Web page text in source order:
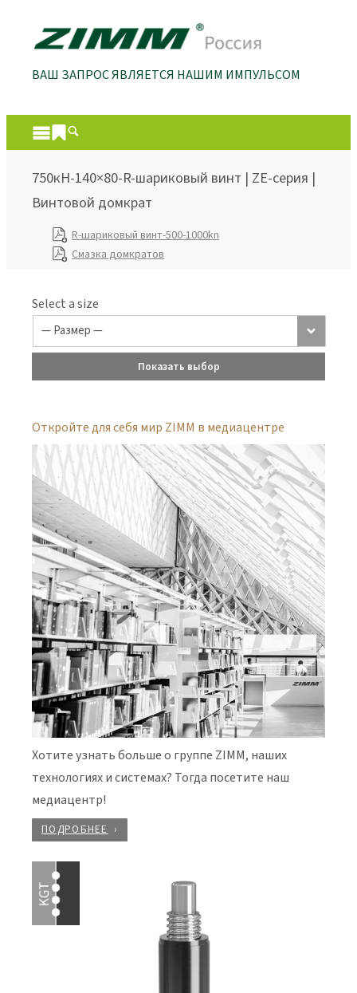
ВАШ ЗАПРОС ЯВЛЯЕТСЯ НАШИМ ИМПУЛЬСОМ
750кН-140×80-R-шариковый винт | ZE-серия |
Винтовой домкрат
R-шариковый винт-500-1000kn
Смазка домкратов
Select a size
Показать выбор
Откройте для себя мир ZIMM в медиацентре
Хотите узнать больше о группе ZIMM, наших
технологиях и системах? Тогда посетите наш
медиацентр!
ПОДРОБНЕЕ